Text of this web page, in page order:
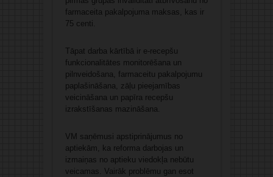
farmaceita pakalpojuma maksas, kas ir
75 centi.
Tāpat darba kārtībā ir e-recepšu
funkcionalitātes monitorēšana un
pilnveidošana, farmaceitu pakalpojumu
paplašināšana, zāļu pieejamības
veicināšana un papīra recepšu
izrakstīšanas mazināšana.
VM saņēmusi apstiprinājumus no
aptiekām, ka reforma darbojas un
izmaiņas no aptieku viedokļa nebūtu
veicamas. Vairāk problēmu gan esot